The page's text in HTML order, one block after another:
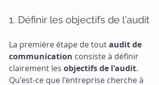
1. Définir les objectifs de l'audit
La première étape de tout audit de
communication consiste à définir
clairement les objectifs de l'audit.
Qu'est-ce que l'entreprise cherche à